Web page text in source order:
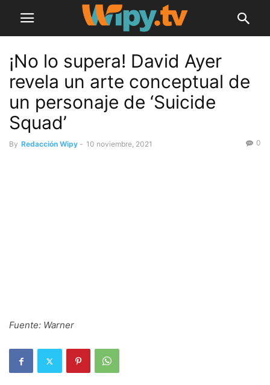
¡No lo supera! David Ayer
revela un arte conceptual de
un personaje de ‘Suicide
Squad’
By Redacción Wipy - 10 noviembre, 2021 0
Fuente: Warner